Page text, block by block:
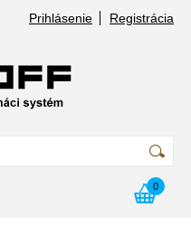
Prihlásenie Registrácia
0